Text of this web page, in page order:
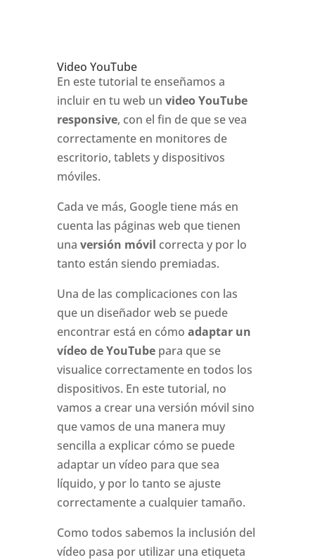
Video YouTube
En este tutorial te enseñamos a
incluir en tu web un video YouTube
responsive, con el fin de que se vea
correctamente en monitores de
escritorio, tablets y dispositivos
móviles.
Cada ve más, Google tiene más en
cuenta las páginas web que tienen
una versión móvil correcta y por lo
tanto están siendo premiadas.
Una de las complicaciones con las
que un diseñador web se puede
encontrar está en cómo adaptar un
vídeo de YouTubepara que se
visualice correctamente en todos los
dispositivos. En este tutorial, no
vamos a crear una versión móvil sino
que vamos de una manera muy
sencilla a explicar cómo se puede
adaptar un vídeo para que sea
líquido, y por lo tanto se ajuste
correctamente a cualquier tamaño.
Como todos sabemos la inclusión del
vídeo pasa por utilizar una etiqueta